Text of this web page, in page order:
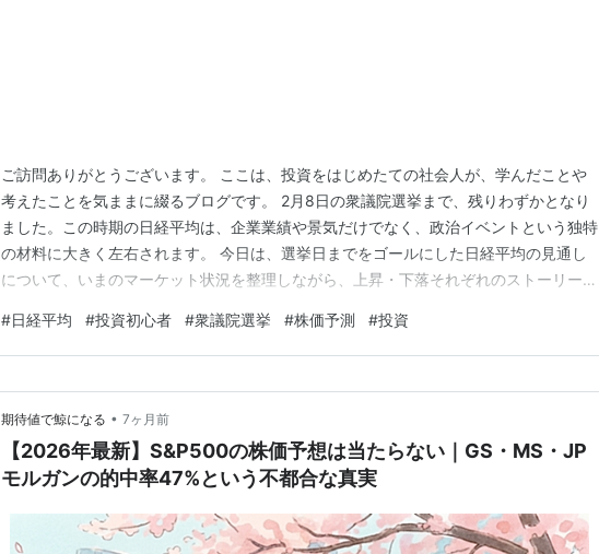
ご訪問ありがとうございます。 ここは、投資をはじめたての社会人が、学んだことや
考えたことを気ままに綴るブログです。 2月8日の衆議院選挙まで、残りわずかとなり
ました。この時期の日経平均は、企業業績や景気だけでなく、政治イベントという独特
の材料に大きく左右されます。 今日は、選挙日までをゴールにした日経平均の見通し
について、いまのマーケット状況を整理しながら、上昇・下落それぞれのストーリー
上がる日もあれば下げる日もあり、方向感がはっきりしない状態です。これは選挙前の
典型的な動きで、市場参加者が結果を見極めたいと考えて…
#日経平均 #投資初心者 #衆議院選挙 #株価予測 #投資
期待値で鯨になる • 7ヶ月前
【2026年最新】S&P500の株価予想は当たらない｜GS・MS・JP
モルガンの的中率47%という不都合な真実